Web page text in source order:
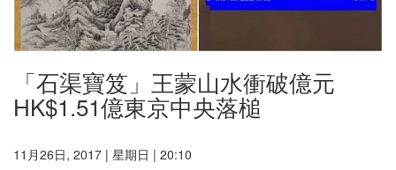
「石渠寶笈」王蒙山水衝破億元
HK$1.51億東京中央落槌
11月26日, 2017 | 星期日 | 20:10